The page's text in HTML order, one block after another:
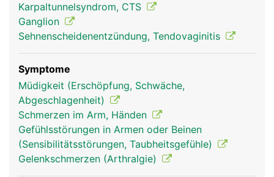
Handgelenk Frau Handgelenk Mann
Karpaltunnelsyndrom, CTS
Ganglion
Sehnenscheidenentzündung, Tendovaginitis
Symptome
Müdigkeit (Erschöpfung, Schwäche,
Abgeschlagenheit)
Schmerzen im Arm, Händen
Gefühlsstörungen in Armen oder Beinen
(Sensibilitätsstörungen, Taubheitsgefühle)
Gelenkschmerzen (Arthralgie)